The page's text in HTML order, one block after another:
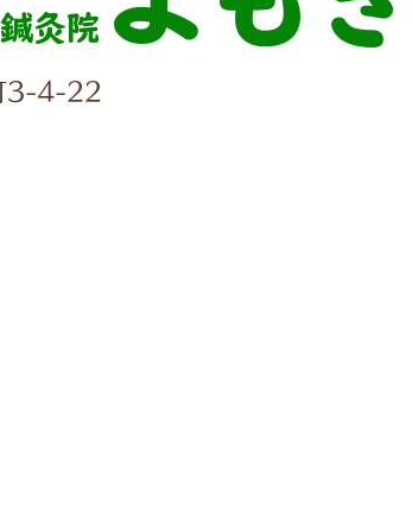
鍼灸院
3-4-22